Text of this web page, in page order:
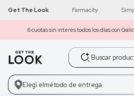
Get The Look Farmacity
6 cuotas sin interés todos los días con
Buscar productos
Elegí elmétodo de entrega
1 get the look
2 máscara pestañas